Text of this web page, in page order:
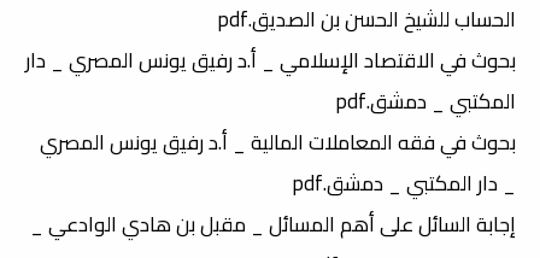
الحساب للشيخ الحسن بن الصديق.pdf
بحوث في الاقتصاد الإسلامي _ أ.د رفيق يونس المصري _ دار
المكتبي _ دمشق.pdf
بحوث في فقه المعاملات المالية _ أ.د رفيق يونس المصري
_ دار المكتبي _ دمشق.pdf
إجابة السائل على أهم المسائل _ مقبل بن هادي الوادعي _